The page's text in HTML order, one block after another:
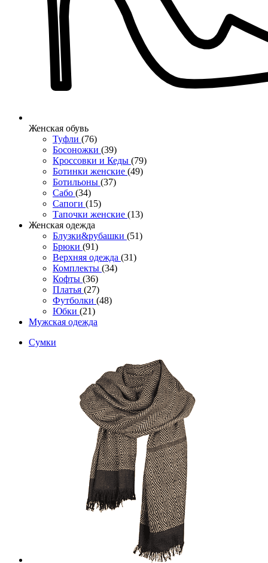
Женcкая обувь
Туфли (76)
Босоножки (39)
Кроссовки и Кеды (79)
Ботинки женские (49)
Ботильоны (37)
Сабо (34)
Сапоги (15)
Тапочки женские (13)
Женская одежда
Блузки&рубашки (51)
Брюки (91)
Верхняя одежда (31)
Комплекты (34)
Кофты (36)
Платья (27)
Футболки (48)
Юбки (21)
Мужская одежда
Сумки